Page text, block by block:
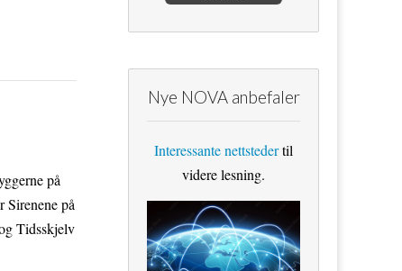
på
Sirenene på
Tidsskjelv
Nye NOVA anbefaler
Interessante nettstedertil
videre lesning.